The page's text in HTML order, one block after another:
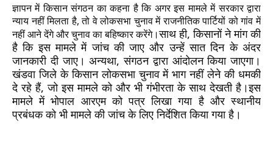
ज्ञापन में किसान संगठन का कहना है कि अगर इस मामले में सरकार द्वारा
न्याय नहीं मिलता है, तो वे लोकसभा चुनाव में राजनीतिक पार्टियों को गांव में
नहीं आने देंगे और चुनाव का बहिष्कार करेंगे।साथ ही, किसानों ने मांग की
है कि इस मामले में जांच की जाए और उन्हें सात दिन के अंदर
जानकारी दी जाए। अन्यथा, संगठन द्वारा आंदोलन किया जाएगा।
खंडवा जिले के किसान लोकसभा चुनाव में भाग नहीं लेने की धमकी
दे रहे हैं, जो इस मामले को और भी गंभीरता के साथ देखती है।इस
मामले में भोपाल आरएम को पत्र लिखा गया है और स्थानीय
प्रबंधक को भी मामले की जांच के लिए निर्देशित किया गया है।